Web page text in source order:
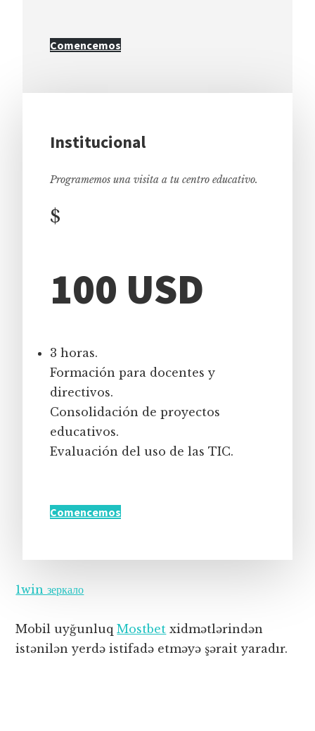
Comencemos
Institucional
Programemos una visita a tu centro educativo.
$
100 USD
3 horas.
Formación para docentes y
directivos.
Consolidación de proyectos
educativos.
Evaluación del uso de las TIC.
Comencemos
1win зеркало
Mobil uyğunluqMostbet xidmətlərindən
istənilən yerdə istifadə etməyə şərait yaradır.